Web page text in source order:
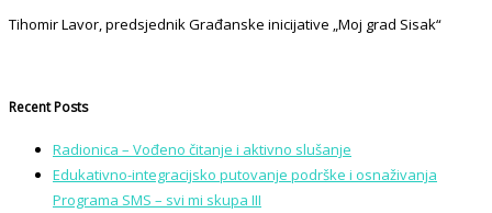
Tihomir Lavor, predsjednik Građanske inicijative „Moj grad Sisak“
Recent Posts
Radionica – Vođeno čitanje i aktivno slušanje
Edukativno-integracijsko putovanje podrške i osnaživanja
Programa SMS – svi mi skupa III